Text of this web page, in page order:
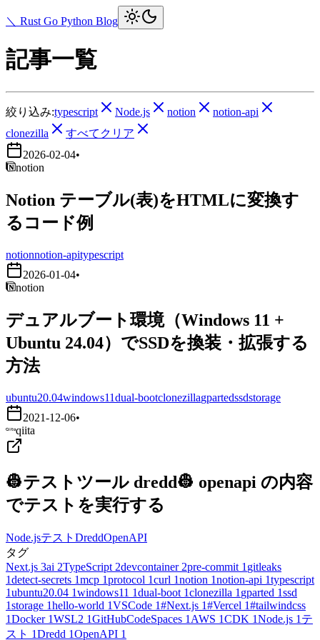
＼ Rust Go Python Blog
記事一覧
絞り込み:typescript Node.js notion
notion-api
clonezilla
すべてクリア
2026-02-04•
notion
Notion テーブル(表)をHTMLに変換す
るコード例
notionnotion-apitypescript
2026-01-04•
notion
デュアルブート環境（Windows 11 +
Ubuntu 24.04）でSSDを換装・拡張する
方法
ubuntu20.04windows11dual-bootclonezillagpartedssdstorage
2021-12-06•
qiita
👷テストツール dredd👷 openapi の内容
でテストを実行する
Node.jsテスト DreddOpenAPI
タグ
Next.js 3ai 2TypeScript 2devcontainer 2pre-commit 1 gitleaks
1detect-secrets 1mcp 1protocol 1curl 1notion 1notion-api 1typescript
1ubuntu20.04 1windows11 1dual-boot 1clonezilla 1 gparted 1ssd
1storage 1hello-world 1VSCode 1#Next.js 1#Vercel 1#tailwindcss
1Docker 1WSL2 1GitHubCodeSpaces 1 AWS 1CDK 1Node.js 1 テ
スト 1Dredd 1OpenAPI 1